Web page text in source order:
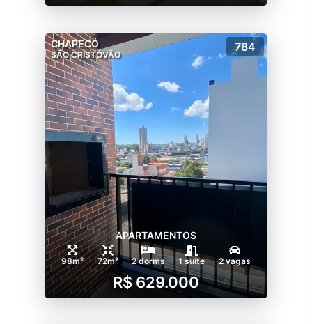
CHAPECÓ
SÃO CRISTÓVÃO
784
APARTAMENTOS
98m² 72m² 2 dorms 1 suíte 2 vagas
R$ 629.000